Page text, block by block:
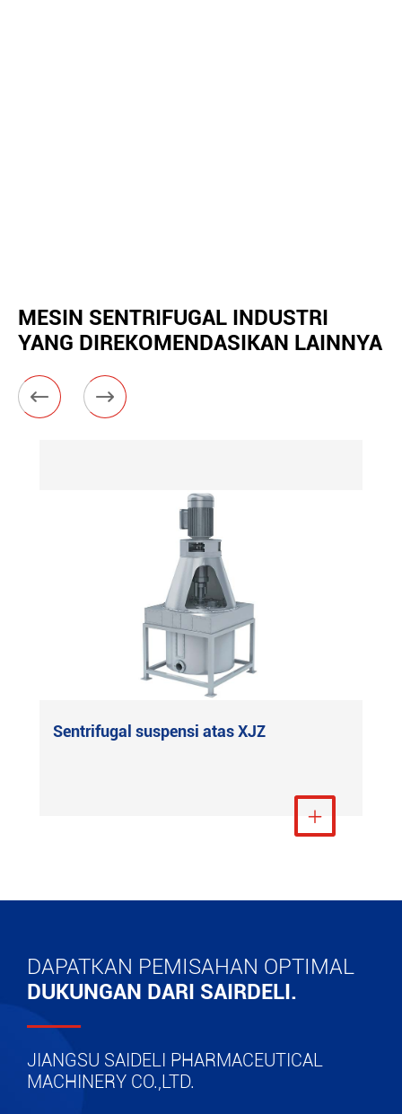
MESIN SENTRIFUGAL INDUSTRI
YANG DIREKOMENDASIKAN LAINNYA
 
Sentrifugal suspensi atas XJZ
Lihat Lebih Banyak

DAPATKAN PEMISAHAN OPTIMAL
DUKUNGAN DARI SAIRDELI.
JIANGSU SAIDELI PHARMACEUTICAL
MACHINERY CO.,LTD.